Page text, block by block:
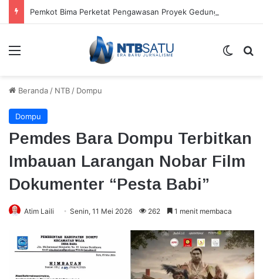
Menu
Beranda / NTB / Dompu
Dompu
Pemdes Bara Dompu Terbitkan
Imbauan Larangan Nobar Film
Dokumenter “Pesta Babi”
Atim Laili Senin, 11 Mei 2026 262 1 menit membaca